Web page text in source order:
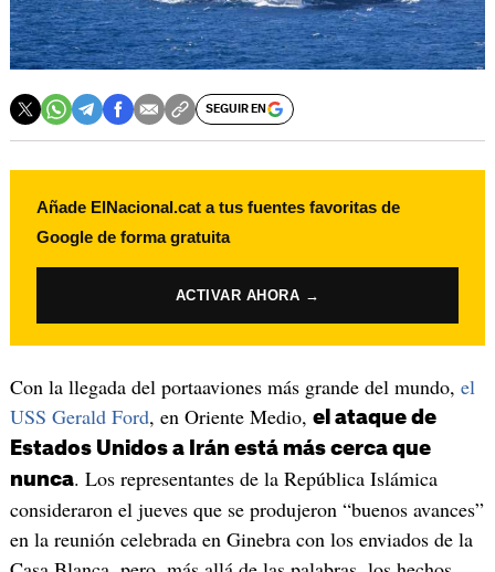
SEGUIR EN
Añade ElNacional.cat a tus fuentes favoritas de
Google de forma gratuita
ACTIVAR AHORA →
Con la llegada del portaaviones más grande del mundo, el
USS Gerald Ford, en Oriente Medio, el ataque de
Estados Unidos a Irán está más cerca que
nunca. Los representantes de la República Islámica
consideraron el jueves que se produjeron “buenos avances”
en la reunión celebrada en Ginebra con los enviados de la